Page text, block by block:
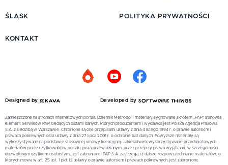
ŚLĄSK POLITYKA PRYWATNOŚCI
KONTAKT
Designed by Developed by
Zamieszczone na stronach internetowych portalu Dziennik Metropolii materiały sygnowane skrótem „PAP” stanowią
element Serwisów PAP, będących bazami danych, których producentem i wydawcą jest Polska Agencja Prasowa
S.A. z siedzibą w Warszawie. Chronione są one przepisami ustawy z dnia 4 lutego 1994 r. o prawie autorskim i
prawach pokrewnych oraz ustawy z dnia 27 lipca 2001 r. o ochronie baz danych. Powyższe materiały są
wykorzystywane na podstawie stosownej umowy licencyjnej. Jakiekolwiek wykorzystywanie przedmiotowych
materiałów przez użytkowników portalu, poza przewidzianymi przez przepisy prawa wyjątkami, w szczególności
dozwolonym użytkiem osobistym, jest zabronione. PAP S.A. zastrzega, iż dalsze rozpowszechnianie materiałów, o
których mowa w art. 25 ust. 1 pkt. b) ustawy o prawie autorskim i prawach pokrewnych, jest zabronione.